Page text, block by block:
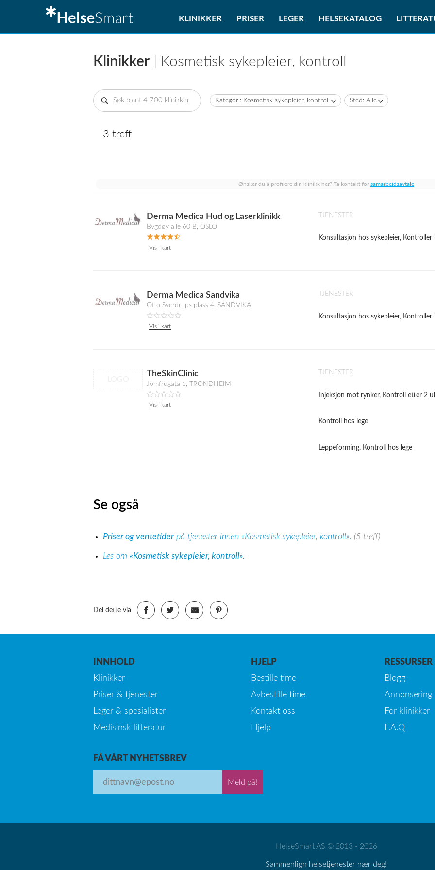
KLINIKKER PRISER LEGER HELSEKATALOG
Klinikker | Kosmetisk sykepleier, kontroll
Kategori: Kosmetisk sykepleier, kontroll Sted: Alle
3 treff
Ønsker du å profilere din klinikk her? Ta kontakt for samarbeidsavtale
Derma Medica Hud og Laserklinikk
Bygdøy alle 60 B, OSLO
Vis i kart
TJENESTER
Konsultasjon hos sykepleier, Kontroller
Derma Medica Sandvika
Otto Sverdrups plass 4, SANDVIKA
Vis i kart
TJENESTER
Konsultasjon hos sykepleier, Kontroller
TheSkinClinic
Jomfrugata 1, TRONDHEIM
Vis i kart
TJENESTER
Injeksjon mot rynker, Kontroll etter 2
Kontroll hos lege
Leppeforming, Kontroll hos lege
Se også
Priser og ventetiderpå tjenester innen «Kosmetisk sykepleier, kontroll». (5 treff)
Les om «Kosmetisk sykepleier, kontroll».
Del dette via
INNHOLD
Klinikker
Priser & tjenester
Leger & spesialister
Medisinsk litteratur
HJELP
Bestille time
Avbestille time
Kontakt oss
Hjelp
RESSURSER
Blogg
Annonsering
For klinikker
F.A.Q
FÅ VÅRT NYHETSBREV
Meld på!
HelseSmart AS © 2013 - 2026
Sammenlign helsetjenester nær deg!